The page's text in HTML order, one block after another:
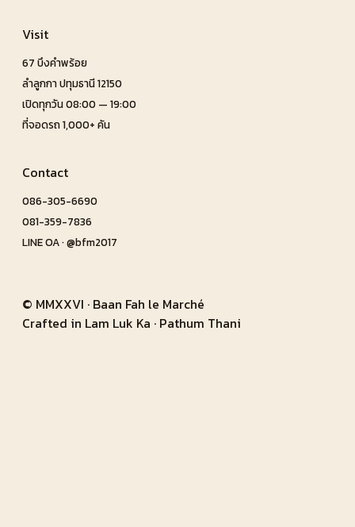
Visit
67 บึงคำพร้อย
ลำลูกกา ปทุมธานี 12150
เปิดทุกวัน 08:00 — 19:00
ที่จอดรถ 1,000+ คัน
Contact
086-305-6690
081-359-7836
LINE OA · @bfm2017
© MMXXVI · Baan Fah le Marché
Crafted in Lam Luk Ka · Pathum Thani